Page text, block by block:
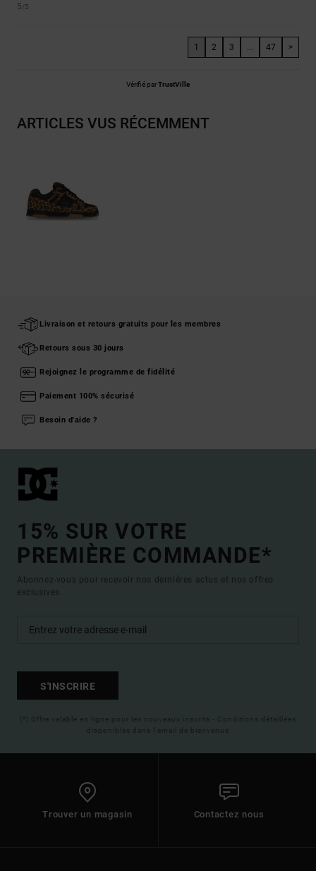
5/5
1 2 3 ... 47 >
Vérifié parTrustVille
ARTICLES VUS RÉCEMMENT
Livraison et retours gratuits pour les membres
Retours sous 30 jours
Rejoignez le programme de fidélité
Paiement 100% sécurisé
Besoin d'aide ?
15% SUR VOTRE
PREMIÈRE COMMANDE*
Abonnez-vous pour recevoir nos dernières actus et nos offres
exclusives.
S'INSCRIRE
(*) Offre valable en ligne pour les nouveaux inscrits - Conditions détaillées
disponibles dans l'email de bienvenue
Trouver un magasin Contactez nous